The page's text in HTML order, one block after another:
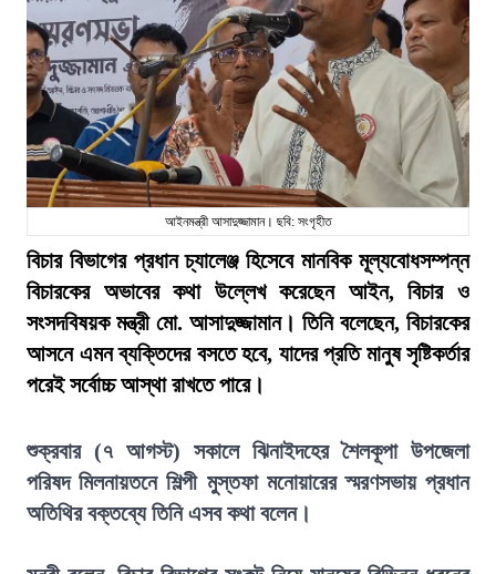
আইনমন্ত্রী আসাদুজ্জামান। ছবি: সংগৃহীত
বিচার বিভাগের প্রধান চ্যালেঞ্জ হিসেবে মানবিক মূল্যবোধসম্পন্ন
বিচারকের অভাবের কথা উল্লেখ করেছেন আইন, বিচার ও
সংসদবিষয়ক মন্ত্রী মো. আসাদুজ্জামান। তিনি বলেছেন, বিচারকের
আসনে এমন ব্যক্তিদের বসতে হবে, যাদের প্রতি মানুষ সৃষ্টিকর্তার
পরেই সর্বোচ্চ আস্থা রাখতে পারে।
শুক্রবার (৭ আগস্ট) সকালে ঝিনাইদহের শৈলকূপা উপজেলা
পরিষদ মিলনায়তনে শিল্পী মুস্তফা মনোয়ারের স্মরণসভায় প্রধান
অতিথির বক্তব্যে তিনি এসব কথা বলেন।